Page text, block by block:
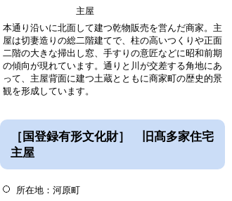
主屋
本通り沿いに北面して建つ乾物販売を営んだ商家。主
屋は切妻造りの総二階建てで、柱の高いつくりや正面
二階の大きな掃出し窓、手すりの意匠などに昭和前期
の傾向が現れています。通りと川が交差する角地にあ
って、主屋背面に建つ土蔵とともに商家町の歴史的景
観を形成しています。
［国登録有形文化財］ 旧髙多家住宅
主屋
所在地：河原町